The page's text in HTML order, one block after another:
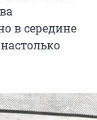
в середине